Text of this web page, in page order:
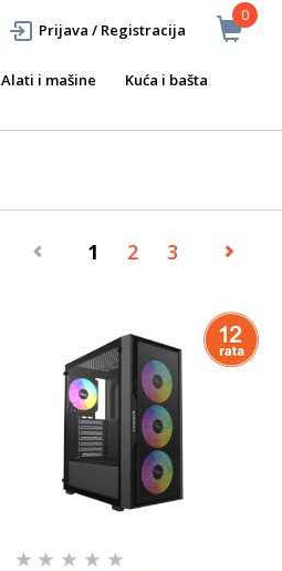
0
Prijava / Registracija
Alati i mašine
Kuća i bašta
1 2 3